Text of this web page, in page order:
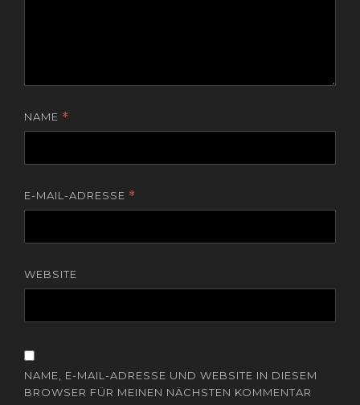
NAME *
E-MAIL-ADRESSE *
WEBSITE
NAME, E-MAIL-ADRESSE UND WEBSITE IN DIESEM
BROWSER FÜR MEINEN NÄCHSTEN KOMMENTAR